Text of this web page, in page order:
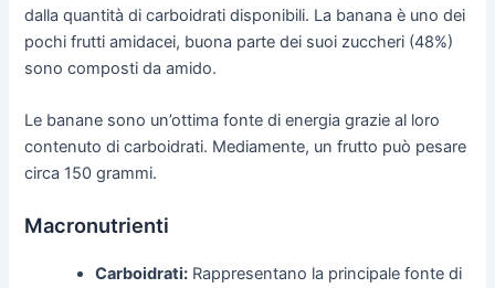
dalla quantità di carboidrati disponibili. La banana è uno dei
pochi frutti amidacei, buona parte dei suoi zuccheri (48%)
sono composti da amido.
Le banane sono un’ottima fonte di energia grazie al loro
contenuto di carboidrati. Mediamente, un frutto può pesare
circa 150 grammi.
Macronutrienti
Carboidrati: Rappresentano la principale fonte di